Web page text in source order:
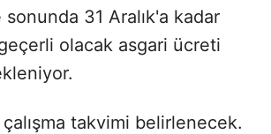
sonunda 31 Aralık'a kadar
olacak asgari ücreti
takvimi belirlenecek.